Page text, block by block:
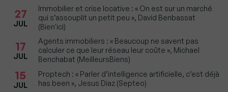
27
JUL
Immobilier et crise locative : « On est sur un marché
qui s’assouplit un petit peu », David Benbassat
(Bien'ici)
17
JUL
Agents immobiliers : « Beaucoup ne savent pas
calculer ce que leur réseau leur coûte », Michael
Benchabat (MeilleursBiens)
15
JUL
Proptech : « Parler d’intelligence artificielle, c’est déjà
has been », Jesus Diaz (Septeo)